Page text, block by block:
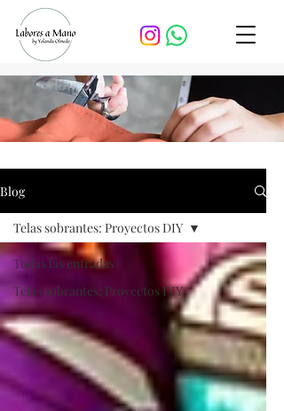
Blog
Todas las entradas
Telas sobrantes: Proyectos DIY
Telas sobrantes: Proyectos DIY